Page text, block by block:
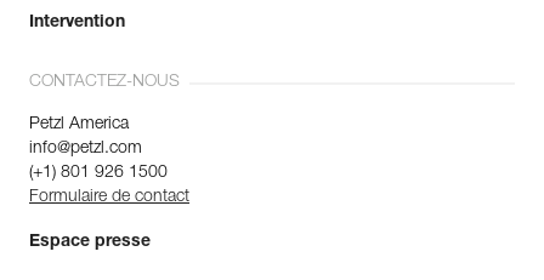
Intervention
CONTACTEZ-NOUS
Petzl America
info@petzl.com
(+1) 801 926 1500
Formulaire de contact
Espace presse